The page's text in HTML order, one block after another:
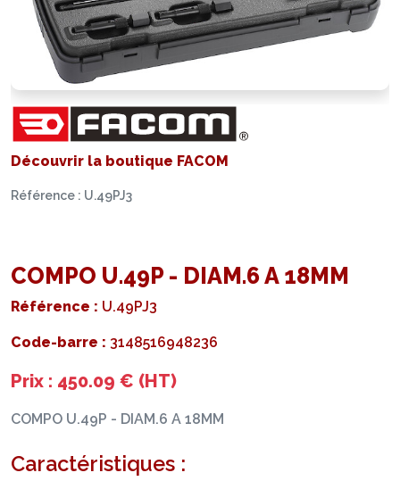
Découvrir la boutique FACOM
Référence : U.49PJ3
COMPO U.49P - DIAM.6 A 18MM
Référence : U.49PJ3
Code-barre : 3148516948236
Prix : 450.09 € (HT)
COMPO U.49P - DIAM.6 A 18MM
Caractéristiques :